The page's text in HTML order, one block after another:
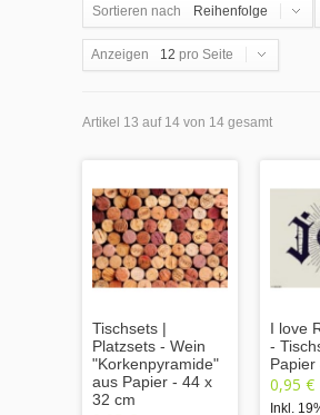
Sortieren nach Reihenfolge
Anzeigen 12 pro Seite
Artikel 13 auf 14 von 14 gesamt
Tischsets |
Platzsets - Wein
"Korkenpyramide"
aus Papier - 44 x
32 cm
I love
-
Papier
0,95 €
Inkl.